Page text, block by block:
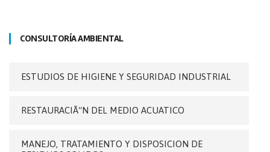
CONSULTORÍA AMBIENTAL
ESTUDIOS DE HIGIENE Y SEGURIDAD INDUSTRIAL
RESTAURACIÃ“N DEL MEDIO ACUATICO
MANEJO, TRATAMIENTO Y DISPOSICION DE